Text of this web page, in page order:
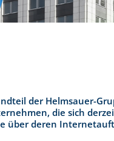
der Helmsauer-
die sich
über deren